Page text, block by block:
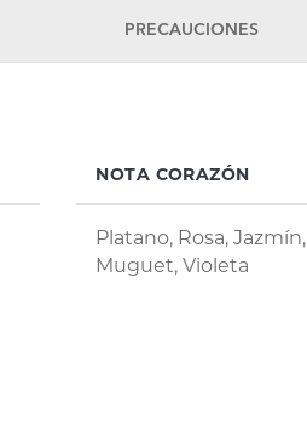
PRECAUCIONES
NOTA CORAZÓN
Platano, Rosa, Jazmín,
Muguet, Violeta